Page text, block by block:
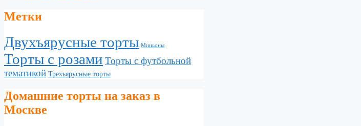
Метки
Двухъярусные торты Миньоны
Торты с розами Торты с футбольной
тематикой Трехъярусные торты
Домашние торты на заказ в
Москве